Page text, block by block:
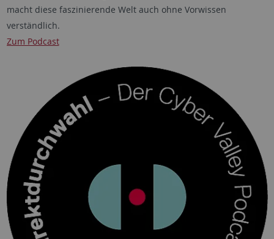
macht diese faszinierende Welt auch ohne Vorwissen
verständlich.
Zum Podcast